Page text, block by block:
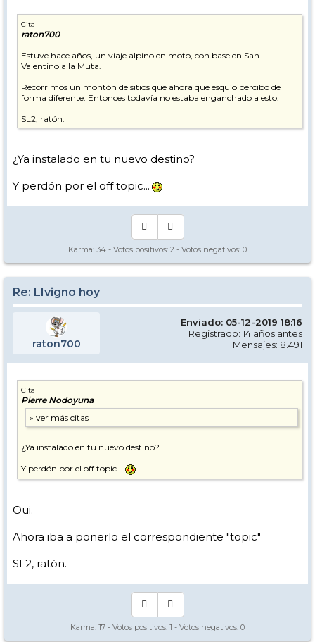
Cita
raton700
Estuve hace años, un viaje alpino en moto, con base en San
Valentino alla Muta.
Recorrimos un montón de sitios que ahora que esquío percibo de
forma diferente. Entonces todavía no estaba enganchado a esto.
SL2, ratón.
¿Ya instalado en tu nuevo destino?
Y perdón por el off topic...
Karma: 34 - Votos positivos: 2 - Votos negativos: 0
Re: LIvigno hoy
raton700
Enviado: 05-12-2019 18:16
Registrado: 14 años antes
Mensajes: 8.491
Cita
Pierre Nodoyuna
¿Ya instalado en tu nuevo destino?
Y perdón por el off topic...
Oui.
Ahora iba a ponerlo el correspondiente "topic"
SL2, ratón.
Karma: 17 - Votos positivos: 1 - Votos negativos: 0